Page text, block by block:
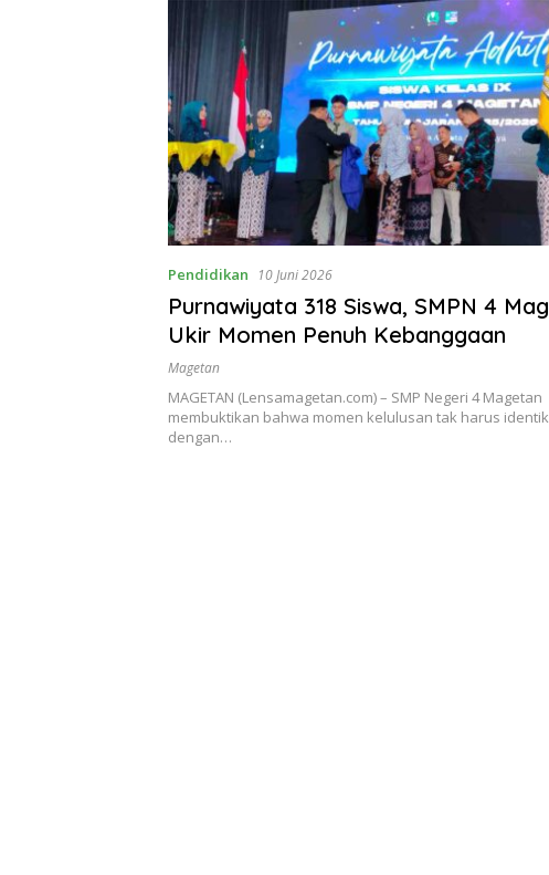
Pendidikan 10 Juni 2026
Purnawiyata 318 Siswa, SMPN 4
Ukir Momen Penuh Kebanggaan
Magetan
MAGETAN (Lensamagetan.com) – SMP Negeri 4 Magetan
membuktikan bahwa momen kelulusan tak harus identik
dengan…